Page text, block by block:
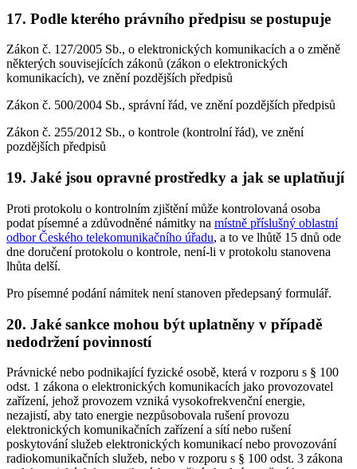
17. Podle kterého právního předpisu se postupuje
Zákon č. 127/2005 Sb., o elektronických komunikacích a o změně
některých souvisejících zákonů (zákon o elektronických
komunikacích), ve znění pozdějších předpisů
Zákon č. 500/2004 Sb., správní řád, ve znění pozdějších předpisů
Zákon č. 255/2012 Sb., o kontrole (kontrolní řád), ve znění
pozdějších předpisů
19. Jaké jsou opravné prostředky a jak se uplatňují
Proti protokolu o kontrolním zjištění může kontrolovaná osoba
podat písemné a zdůvodněné námitky na místně příslušný oblastní
odbor Českého telekomunikačního úřadu, a to ve lhůtě 15 dnů ode
dne doručení protokolu o kontrole, není-li v protokolu stanovena
lhůta delší.
Pro písemné podání námitek není stanoven předepsaný formulář.
20. Jaké sankce mohou být uplatněny v případě
nedodržení povinností
Právnické nebo podnikající fyzické osobě, která v rozporu s § 100
odst. 1 zákona o elektronických komunikacích jako provozovatel
zařízení, jehož provozem vzniká vysokofrekvenční energie,
nezajistí, aby tato energie nezpůsobovala rušení provozu
elektronických komunikačních zařízení a sítí nebo rušení
poskytování služeb elektronických komunikací nebo provozování
radiokomunikačních služeb, nebo v rozporu s § 100 odst. 3 zákona